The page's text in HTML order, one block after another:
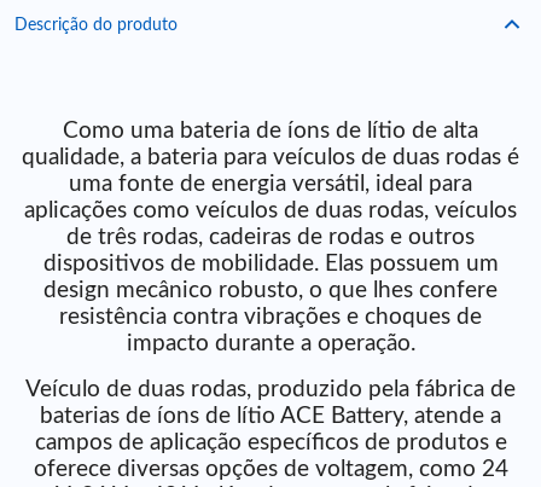
Descrição do produto
Como uma bateria de íons de lítio de alta
qualidade, a bateria para veículos de duas rodas é
uma fonte de energia versátil, ideal para
aplicações como veículos de duas rodas, veículos
de três rodas, cadeiras de rodas e outros
dispositivos de mobilidade. Elas possuem um
design mecânico robusto, o que lhes confere
resistência contra vibrações e choques de
impacto durante a operação.
Veículo de duas rodas, produzido pela fábrica de
baterias de íons de lítio ACE Battery, atende a
campos de aplicação específicos de produtos e
oferece diversas opções de voltagem, como 24